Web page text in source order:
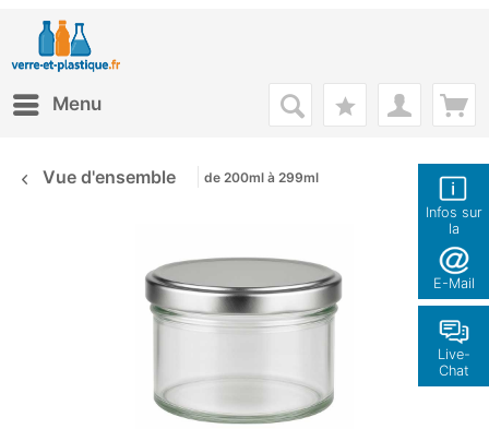
Infos sur
la
boutique
E-Mail
Live-
Chat
Menu
Vue d'ensemble de 200ml à 299ml